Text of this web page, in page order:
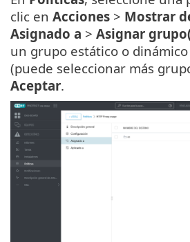
clic en Acciones > Mostrar
Asignado a > Asignar
un grupo estático o
(puede seleccionar más
Aceptar.